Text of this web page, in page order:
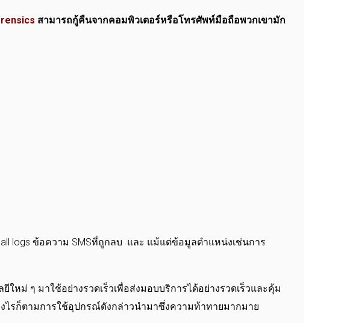
สามารถกู้คืนจากคอมพิวเตอร์หรือโทรศัพท์มือถือพวกเขามัก
logs ข้อความ SMSที่ถูกลบ และ แม้แต่ข้อมูลตำแหน่งเช่นการ
หม่ ๆ มาใช้อย่างรวดเร็วเพื่อส่งมอบบริการได้อย่างรวดเร็วและคุ้ม
รก็ตามการใช้อุปกรณ์ดังกล่าวนำมาซึ่งความท้าทายมากมาย